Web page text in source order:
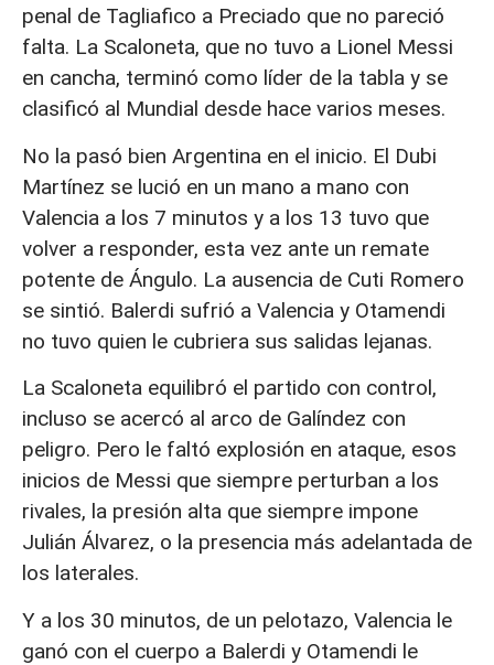
penal de Tagliafico a Preciado que no pareció
falta. La Scaloneta, que no tuvo a Lionel Messi
en cancha, terminó como líder de la tabla y se
clasificó al Mundial desde hace varios meses.
No la pasó bien Argentina en el inicio. El Dubi
Martínez se lució en un mano a mano con
Valencia a los 7 minutos y a los 13 tuvo que
volver a responder, esta vez ante un remate
potente de Ángulo. La ausencia de Cuti Romero
se sintió. Balerdi sufrió a Valencia y Otamendi
no tuvo quien le cubriera sus salidas lejanas.
La Scaloneta equilibró el partido con control,
incluso se acercó al arco de Galíndez con
peligro. Pero le faltó explosión en ataque, esos
inicios de Messi que siempre perturban a los
rivales, la presión alta que siempre impone
Julián Álvarez, o la presencia más adelantada de
los laterales.
Y a los 30 minutos, de un pelotazo, Valencia le
ganó con el cuerpo a Balerdi y Otamendi le